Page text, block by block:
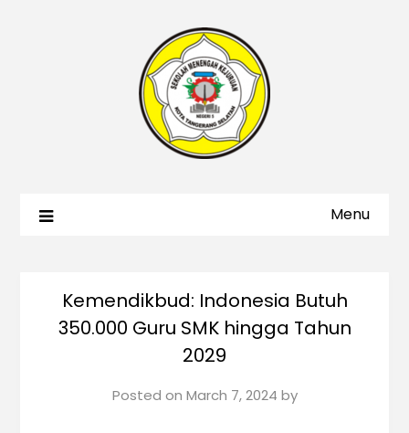
Menu
Kemendikbud: Indonesia Butuh
350.000 Guru SMK hingga Tahun
2029
Posted on March 7, 2024 by